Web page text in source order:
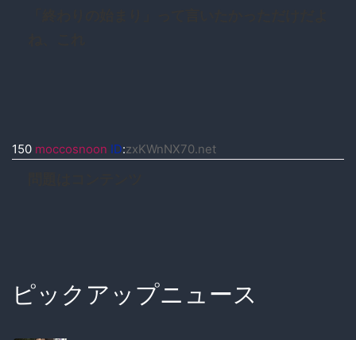
150 moccosnoon ID:zxKWnNX70.net
ピックアップニュース